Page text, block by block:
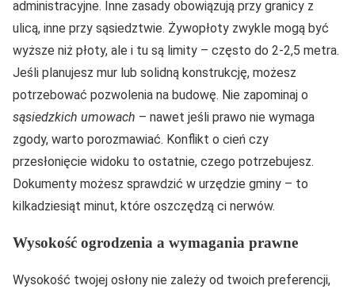
administracyjne. Inne zasady obowiązują przy granicy z
ulicą, inne przy sąsiedztwie. Żywopłoty zwykle mogą być
wyższe niż płoty, ale i tu są limity – często do 2-2,5 metra.
Jeśli planujesz mur lub solidną konstrukcję, możesz
potrzebować pozwolenia na budowę. Nie zapominaj o
sąsiedzkich umowach – nawet jeśli prawo nie wymaga
zgody, warto porozmawiać. Konflikt o cień czy
przesłonięcie widoku to ostatnie, czego potrzebujesz.
Dokumenty możesz sprawdzić w urzędzie gminy – to
kilkadziesiąt minut, które oszczędzą ci nerwów.
Wysokość ogrodzenia a wymagania prawne
Wysokość twojej osłony nie zależy od twoich preferencji,